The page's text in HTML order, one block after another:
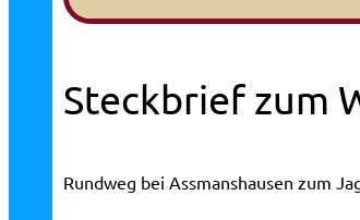
Steckbrief zum
Rundweg bei Assmanshausen zum